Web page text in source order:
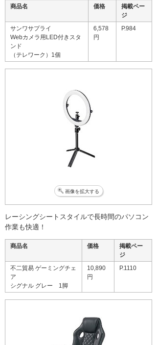
商品名 価格
掲載ペー
ジ
サンワサプライ
Webカメラ用LED付きスタ
ンド
（テレワーク）1個
6,578
円
P.984
画像を拡大する
レーシングシートスタイルで長時間のパソコン
作業も快適！
商品名 価格
掲載ペー
ジ
不二貿易 ゲーミングチェ
ア
シグナル グレー 1脚
10,890
円
P.1110